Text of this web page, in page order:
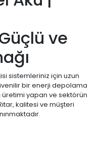
ve
sistemleriniz için uzun
bir enerji depolama
üretimi yapan ve sektörün
kalitesi ve müşteri